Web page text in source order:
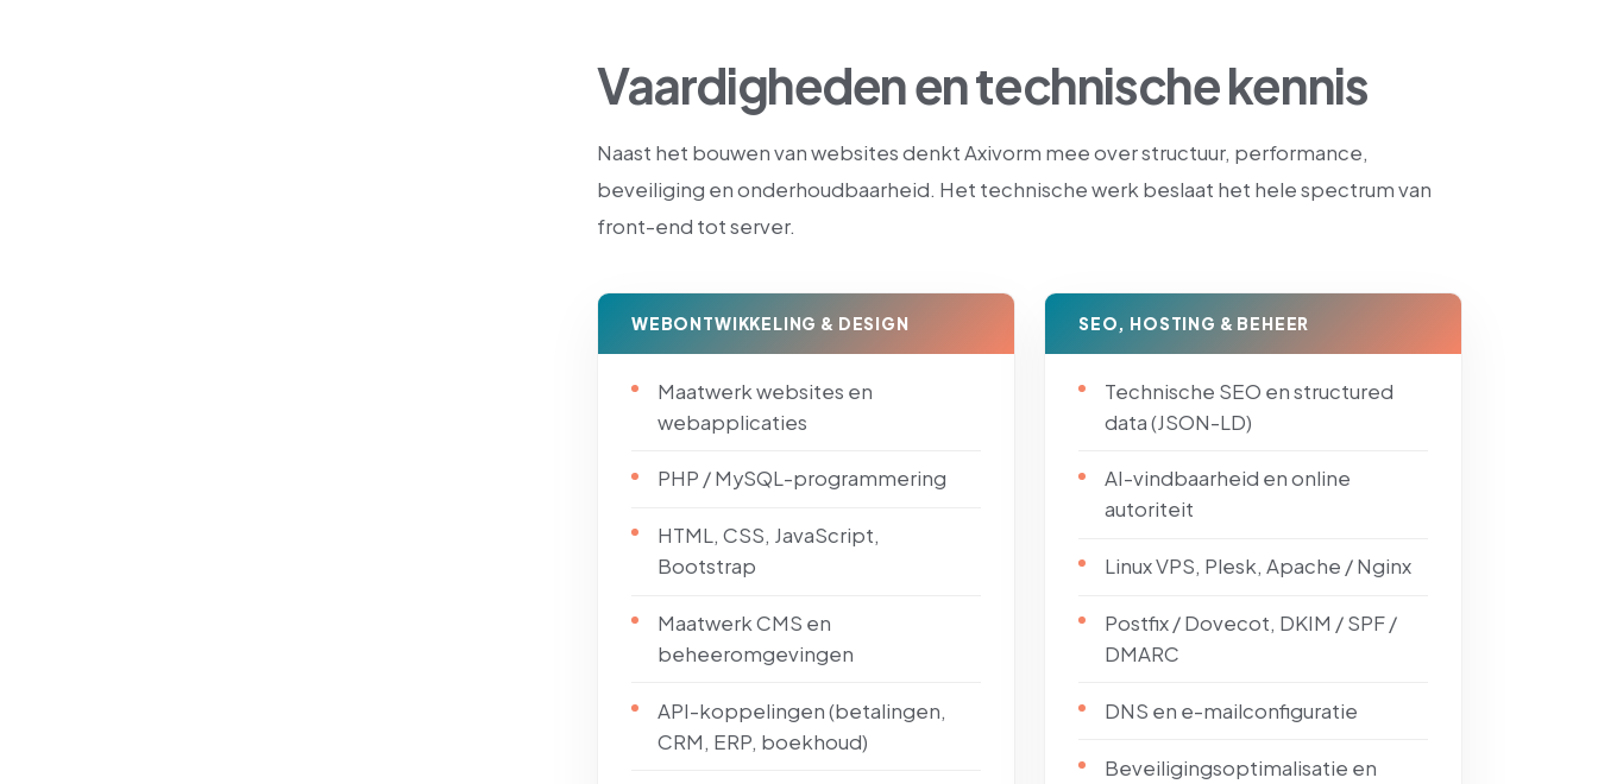
Vaardigheden en technische kennis
Naast het bouwen van websites denkt Axivorm mee over structuur, performance,
beveiliging en onderhoudbaarheid. Het technische werk beslaat het hele spectrum van
front-end tot server.
WEBONTWIKKELING & DESIGN
Maatwerk websites en
webapplicaties
PHP / MySQL-programmering
HTML, CSS, JavaScript,
Bootstrap
Maatwerk CMS en
beheeromgevingen
API-koppelingen (betalingen,
CRM, ERP, boekhoud)
SEO, HOSTING & BEHEER
Technische SEO en structured
data (JSON-LD)
AI-vindbaarheid en online
autoriteit
Linux VPS, Plesk, Apache / Nginx
Postfix / Dovecot, DKIM / SPF /
DMARC
DNS en e-mailconfiguratie
Beveiligingsoptimalisatie en